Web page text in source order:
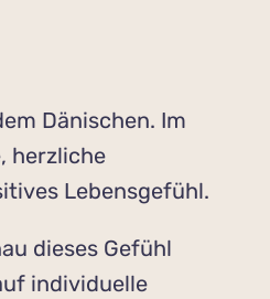
Dänischen. Im
herzliche
Lebensgefühl.
dieses Gefühl
individuelle